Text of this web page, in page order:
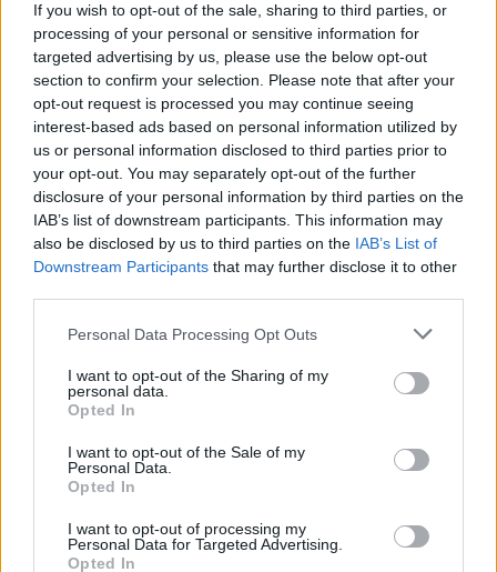
If you wish to opt-out of the sale, sharing to third parties, or
processing of your personal or sensitive information for
targeted advertising by us, please use the below opt-out
section to confirm your selection. Please note that after your
opt-out request is processed you may continue seeing
interest-based ads based on personal information utilized by
us or personal information disclosed to third parties prior to
your opt-out. You may separately opt-out of the further
disclosure of your personal information by third parties on the
IAB’s list of downstream participants. This information may
also be disclosed by us to third parties on the IAB’s List of
Downstream Participants that may further disclose it to other
Please note that this website/app uses one or more Google
not limited to your visit or usage behaviour. You may click to
grant or deny consent to Google and its third-party tags to
use your data for below specified purposes in below Google
consent section.
Personal Data Processing Opt Outs
I want to opt-out of the Sharing of my
personal data.
Opted In
I want to opt-out of the Sale of my
Personal Data.
Opted In
I want to opt-out of processing my
Personal Data for Targeted Advertising.
Opted In
ki. Ilyenkor előfordulhat, hogy a levegő
molekuláiból elektronok szakadnak ki, és ionizált
gáz, úgynevezett plazma jön létre. Ez
a jelenség látványos, villámszerű szikrák
formájában jelenik meg a sütő belsejében.
Éppen ezért veszélyes a villát, az alufóliát vagy
más éles, hegyes fémtárgyat a mikróba tenni. A
mikrohullámok energiája ezeknél a pontoknál
vezethet, és akár a készülék belsejét is
károsíthatja. Érdekes módon azonban nem
minden fém okoz problémát. Ha például egy
kanál egy tál levesben van, és nem ér hozzá a
sütő falához, általában nem történik semmi. Sőt,
vékony fémréteget használnak arra, hogy az étel